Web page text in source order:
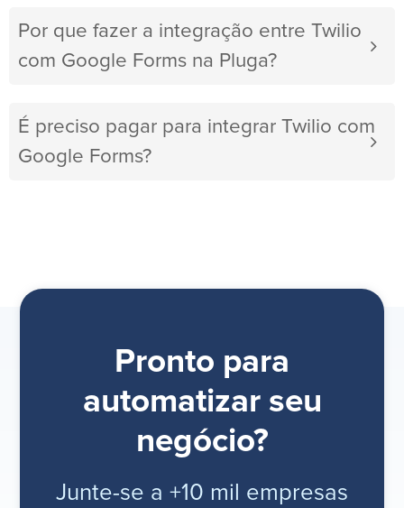
Por que fazer a integração entre Twilio
com Google Forms na Pluga?
É preciso pagar para integrar Twilio com
Google Forms?
Pronto para
automatizar seu
negócio?
Junte-se a +10 mil empresas